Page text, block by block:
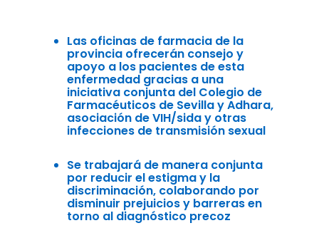
Las oficinas de farmacia de la
provincia ofrecerán consejo y
apoyo a los pacientes de esta
enfermedad gracias a una
iniciativa conjunta del Colegio de
Farmacéuticos de Sevilla y Adhara,
asociación de VIH/sida y otras
infecciones de transmisión sexual
Se trabajará de manera conjunta
por reducir el estigma y la
discriminación, colaborando por
disminuir prejuicios y barreras en
torno al diagnóstico precoz